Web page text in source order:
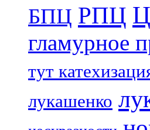
БПЦ РПЦ
гламурное
тут
лукашенко